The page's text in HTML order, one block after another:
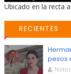
Ubicado en la recta
RECIENTES
pesos